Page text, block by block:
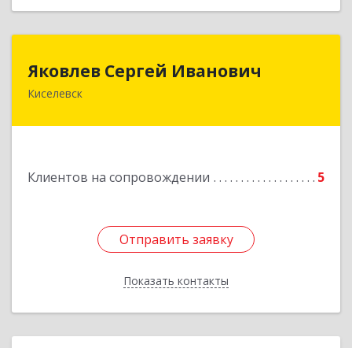
Яковлев Сергей Иванович
Киселевск
Клиентов на сопровождении 5
Отправить заявку
Показать контакты
Яковлев Сергей Иванович
650002, Кемеровская обл, г.Кемерово, пр-т
Отправить заявку
Назад